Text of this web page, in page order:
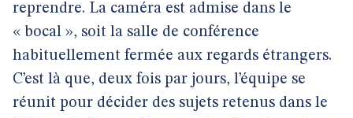
reprendre. La caméra est admise dans le
« bocal », soit la salle de conférence
habituellement fermée aux regards étrangers.
C’est là que, deux fois par jours, l’équipe se
réunit pour décider des sujets retenus dans le